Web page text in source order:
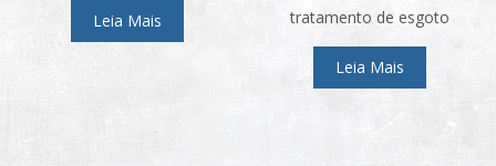
Leia Mais tratamento de esgoto
Leia Mais